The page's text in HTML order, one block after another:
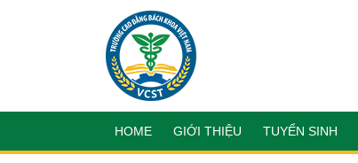
HOME GIỚI THIỆU TUYỂN SINH